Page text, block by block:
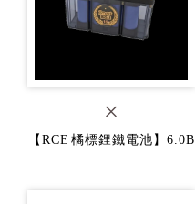
【RCE 橘標鋰鐵電池】6.0B